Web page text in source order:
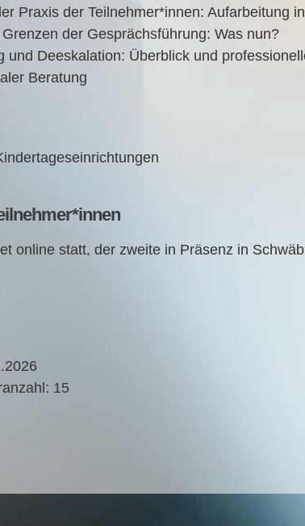
Pra­xis der Teilnehmer*innen: Auf­ar­bei­tung
der Gesprächs­füh­rung: Was nun?
und Dees­ka­la­ti­on: Über­blick und
Beratung
online statt, der zwei­te in Prä­senz in
15